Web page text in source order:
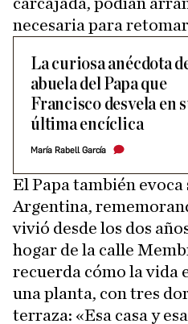
necesaria para
La curiosa anécdota
abuela del Papa que
Francisco desvela en
última encíclica
María Rabell García
El Papa también evoca
Argentina,
vivió desde los dos
hogar de la calle
recuerda cómo la vida
una planta, con tres
terraza: «Esa casa y